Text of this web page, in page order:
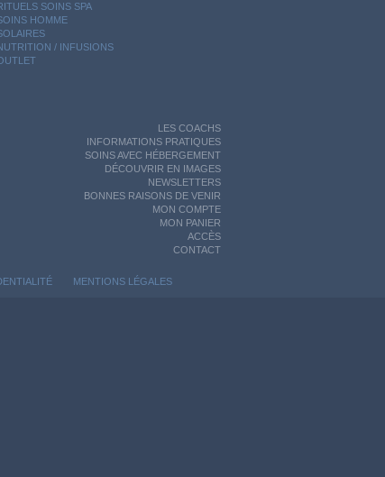
SOINS SPA
HOMME
/ INFUSIONS
LES COACHS
INFORMATIONS PRATIQUES
SOINS AVEC HÉBERGEMENT
DÉCOUVRIR EN IMAGES
NEWSLETTERS
BONNES RAISONS DE VENIR
MON COMPTE
MON PANIER
ACCÈS
CONTACT
MENTIONS LÉGALES